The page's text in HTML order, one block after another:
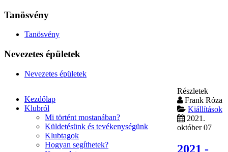
Tanösvény
Tanösvény
Nevezetes épületek
Nevezetes épületek
Kezdőlap
Klubról
Mi történt mostanában?
Küldetésünk és tevékenységünk
Klubtagok
Hogyan segíthetek?
Részletek
Frank Róza
Kiállítások
2021.
október 07
2021 -